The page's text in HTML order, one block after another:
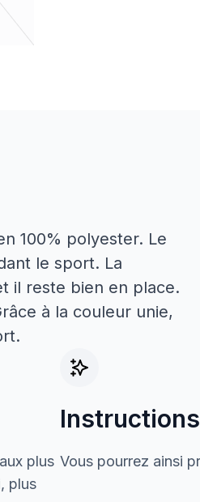
100% polyester. Le
le sport. La
il reste bien en place.
à la couleur unie,
plus
plus
Vous pourrez ainsi